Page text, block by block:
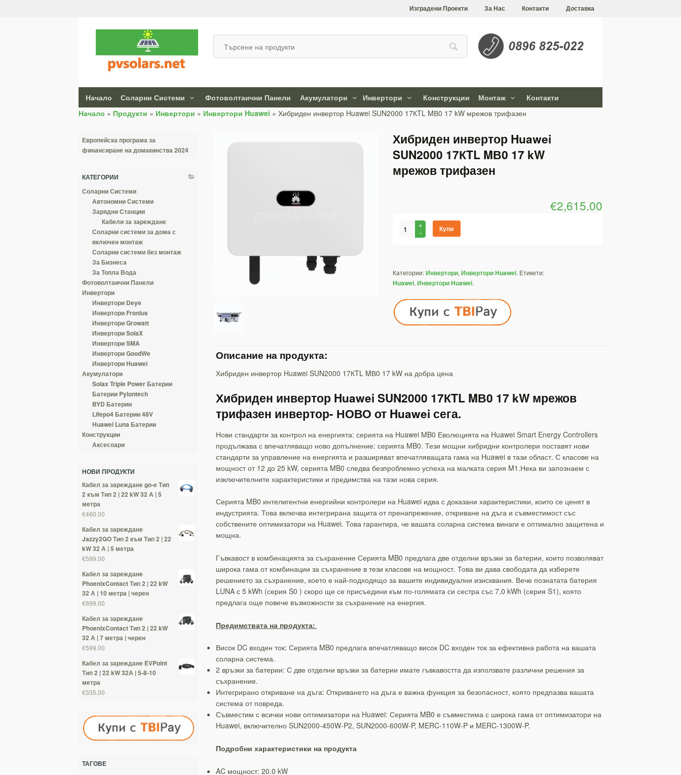
Изградени Проекти За Нас Контакти Доставка
Начало Соларни Системи Фотоволтаични Панели Акумулатори Инвертори Конструкции Монтаж
Контакти
Начало » Продукти » Инвертори » Инвертори Huawei »Хибриден инвертор Huawei SUN2000 17КTL MВ0 17 kW мрежов трифазен
Хибриден инвертор Huawei
SUN2000 17КTL MВ0 17 kW
мрежов трифазен
€2,615.00
Купи
Категории:Инвертори,Инвертори Huawei. Етикети:
Huawei,Инвертори Huawei.
Описание на продукта:
Хибриден инвертор Huawei SUN2000 17КTL MВ0 17 kW на добра цена
Хибриден инвертор Huawei SUN2000 17КTL MВ0 17 kW мрежов
трифазен инвертор- НОВО от Huawei сега.
Нови стандарти за контрол на енергията: серията на Huawei MB0 Еволюцията на Huawei Smart Energy Controllers
продължава с впечатляващо ново допълнение: серията MB0. Тези мощни хибридни контролери поставят нови
стандарти за управление на енергията и разширяват впечатляващата гама на Huawei в тази област. С класове на
мощност от 12 до 25 kW, серията MB0 следва безпроблемно успеха на малката серия M1.Нека ви запознаем с
изключителните характеристики и предимства на тази нова серия.
Серията MB0 интелигентни енергийни контролери на Huawei идва с доказани характеристики, които се ценят в
индустрията. Това включва интегрирана защита от пренапрежение, откриване на дъга и съвместимост със
собствените оптимизатори на Huawei. Това гарантира, че вашата соларна система винаги е оптимално защитена и
мощна.
Гъвкавост в комбинацията за съхранение Серията MB0 предлага две отделни връзки за батерии, които позволяват
широка гама от комбинации за съхранение в тези класове на мощност. Това ви дава свободата да изберете
решението за съхранение, което е най-подходящо за вашите индивидуални изисквания. Вече познатата батерия
LUNA с 5 kWh (серия S0 ) скоро ще се присъедини към по-голямата си сестра със 7,0 kWh (серия S1), която
предлага още повече възможности за съхранение на енергия.
Предимствата на продукта:
Висок DC входен ток: Серията MB0 предлага впечатляващо висок DC входен ток за ефективна работа на вашата
соларна система.
2 връзки за батерии: С две отделни връзки за батерии имате гъвкавостта да използвате различни решения за
съхранение.
Интегрирано откриване на дъга: Откриването на дъга е важна функция за безопасност, която предпазва вашата
система от повреда.
Съвместим с всички нови оптимизатори на Huawei: Серията MB0 е съвместима с широка гама от оптимизатори на
Huawei, включително SUN2000-450W-P2, SUN2000-600W-P, MERC-110W-P и MERC-1300W-P.
Подробни характеристики на продукта
AC мощност: 20.0 kW
Европейска програма за
финансиране на домакинства 2024
КАТЕГОРИИ
Соларни Системи
Автономни Системи
Зарядни Станции
Кабели за зареждане
Соларни системи за дома с
включен монтаж
Соларни системи без монтаж
За Бизнеса
За Топла Вода
Фотоволтаични Панели
Инвертори
Инвертори Deye
Инвертори Fronius
Инвертори Growatt
Инвертори SolaX
Инвертори SMA
Инвертори GoodWe
Инвертори Huawei
Акумулатори
Solax Triple Power Батерии
Батерии Pylontech
BYD Батерии
Lifepo4 Батерии 48V
Huawei Luna Батерии
Конструкции
Аксесоари
НОВИ ПРОДУКТИ
Кабел за зареждане go-e Тип
2 към Тип 2 | 22 kW 32 А | 5
метра
€460.00
Кабел за зареждане
Jazzy2GO Тип 2 към Тип 2 | 22
kW 32 А | 5 метра
€599.00
Кабел за зареждане
PhoenixContact Тип 2 | 22 kW
32 А | 10 метра | черен
€699.00
Кабел за зареждане
PhoenixContact Тип 2 | 22 kW
32 А | 7 метра | черен
€599.00
Кабел за зареждане EVPoint
Тип 2 | 22 kW 32А | 5-8-10
метра
€335.00
ТАГОВЕ